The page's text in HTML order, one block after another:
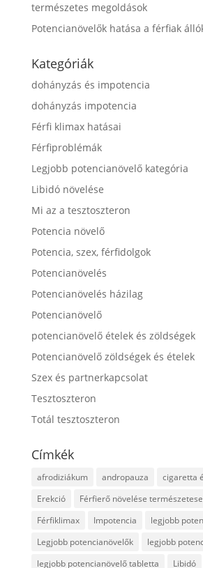
természetes megoldások
Potencianövelők hatása a férfiak
Kategóriák
dohányzás és impotencia
dohányzás impotencia
Férfi klimax hatásai
Férfiproblémák
Legjobb potencianövelő kategória
Libidó növelése
Mi az a tesztoszteron
Potencia növelő
Potencia, szex, férfidolgok
Potencianövelés
Potencianövelés házilag
Potencianövelő
potencianövelő ételek és zöldségek
Potencianövelő zöldségek és ételek
Szex és partnerkapcsolat
Tesztoszteron
Totál tesztoszteron
Címkék
afrodiziákum andropauza
cigaretta
Erekció
Férfierő növelése
Férfiklimax
Impotencia
legjobb
Legjobb potencianövelők
legjobb
legjobb potencianövelő tabletta
Libidó